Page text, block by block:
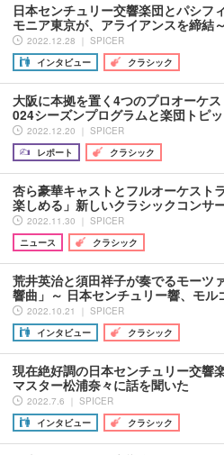
日本センチュリー交響楽団とパシフ
モニア東京が、アライアンスを締結
2022.12.28 ｜ SPICER
インタビュー
クラシック
大阪に本拠を置く4つのプロオーケ
024シーズンプログラムと楽団トピ
2022.12.20 ｜ SPICER
レポート
クラシック
杏ら豪華キャストとフルオーケスト
楽しめる」新しいクラシックコン
2022.11.30 ｜ SPICER
ニュース
クラシック
荒井英治と須田祥子が奏でるモーツ
響曲」～ 日本センチュリー響、モ
2022.10.21 ｜ SPICER
インタビュー
クラシック
現在絶好調の日本センチュリー交響
マスター松浦奈々に話を聞いた
2022.7.6 ｜ SPICER
インタビュー
クラシック